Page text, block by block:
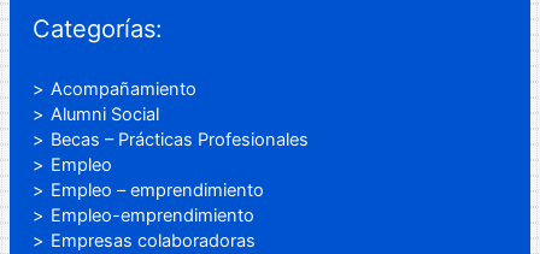
Categorías:
Acompañamiento
Alumni Social
Becas – Prácticas Profesionales
Empleo
Empleo – emprendimiento
Empleo-emprendimiento
Empresas colaboradoras